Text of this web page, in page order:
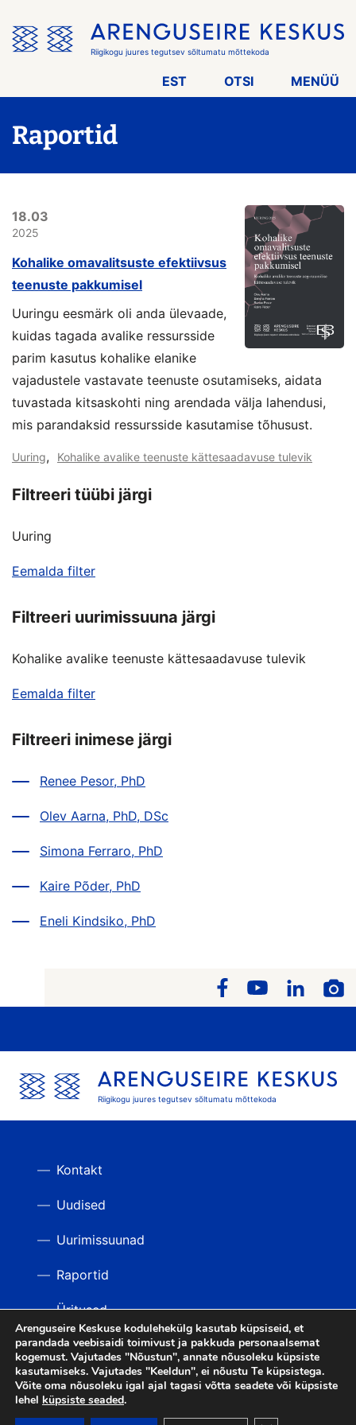
menüü
vahele
Riigikogu juures tegutsev sõltumatu mõttekoda
EST OTSI MENÜÜ
Raportid
18.03
2025
Kohalike omavalitsuste efektiivsus
teenuste pakkumisel
Uuringu eesmärk oli anda ülevaade,
kuidas tagada avalike ressursside
parim kasutus kohalike elanike
vajadustele vastavate teenuste osutamiseks, aidata
tuvastada kitsaskohti ning arendada välja lahendusi,
mis parandaksid ressursside kasutamise tõhusust.
Uuring, Kohalike avalike teenuste kättesaadavuse tulevik
Filtreeri tüübi järgi
Uuring
Eemalda filter
Filtreeri uurimissuuna järgi
Kohalike avalike teenuste kättesaadavuse tulevik
Eemalda filter
Filtreeri inimese järgi
Renee Pesor, PhD
Olev Aarna, PhD, DSc
Simona Ferraro, PhD
Kaire Põder, PhD
Eneli Kindsiko, PhD
Riigikogu juures tegutsev sõltumatu mõttekoda
LIITU UUDISKIRJAGA
TAGASI ÜLES
Kontakt
Uudised
Uurimissuunad
Raportid
Üritused
Videod
Arenguseire Keskuse kodulehekülg kasutab küpsiseid, et
parandada veebisaidi toimivust ja pakkuda personaalsemat
kogemust. Vajutades "Nõustun", annate nõusoleku küpsiste
kasutamiseks. Vajutades "Keeldun", ei nõustu Te küpsistega.
Võite oma nõusoleku igal ajal tagasi võtta seadete või küpsiste
lehel küpsiste seaded.